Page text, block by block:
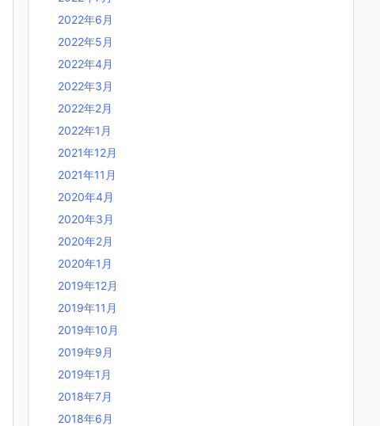
2022年6月
2022年5月
2022年4月
2022年3月
2022年2月
2022年1月
2021年12月
2021年11月
2020年4月
2020年3月
2020年2月
2020年1月
2019年12月
2019年11月
2019年10月
2019年9月
2019年1月
2018年7月
2018年6月